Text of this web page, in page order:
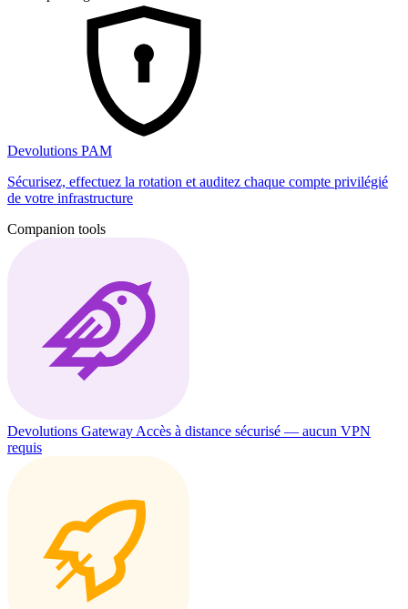
Devolutions PAM
Sécurisez, effectuez la rotation et auditez chaque compte privilégié
de votre infrastructure
Companion tools
Devolutions Gateway Accès à distance sécurisé — aucun VPN
requis